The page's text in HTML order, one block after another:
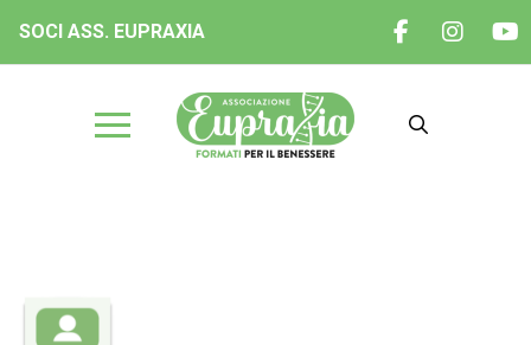
SOCI ASS. EUPRAXIA